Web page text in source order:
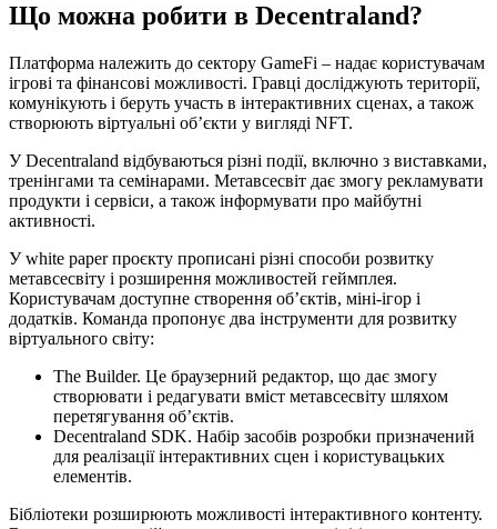
Що можна робити в Decentraland?
Платформа належить до сектору GameFi – надає користувачам
ігрові та фінансові можливості. Гравці досліджують території,
комунікують і беруть участь в інтерактивних сценах, а також
створюють віртуальні об’єкти у вигляді NFT.
У Decentraland відбуваються різні події, включно з виставками,
тренінгами та семінарами. Метавсесвіт дає змогу рекламувати
продукти і сервіси, а також інформувати про майбутні
активності.
У white paper проєкту прописані різні способи розвитку
метавсесвіту і розширення можливостей геймплея.
Користувачам доступне створення об’єктів, міні-ігор і
додатків. Команда пропонує два інструменти для розвитку
віртуального світу:
The Builder. Це браузерний редактор, що дає змогу
створювати і редагувати вміст метавсесвіту шляхом
перетягування об’єктів.
Decentraland SDK. Набір засобів розробки призначений
для реалізації інтерактивних сцен і користувацьких
елементів.
Бібліотеки розширюють можливості інтерактивного контенту.